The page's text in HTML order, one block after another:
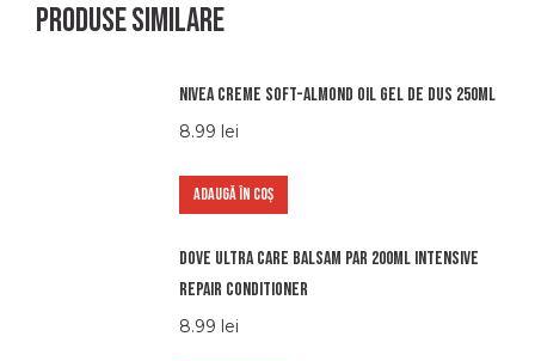
Produse similare
Nivea creme soft-almond oil gel de dus 250ml
8.99 lei
ADAUGĂ ÎN COȘ
Dove ultra care balsam par 200ml intensive
repair conditioner
8.99 lei